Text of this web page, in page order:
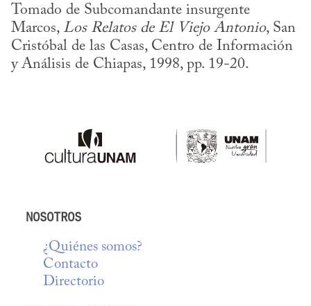
Tomado de Subcomandante insurgente
Marcos, Los Relatos de El Viejo Antonio, San
Cristóbal de las Casas, Centro de Información
y Análisis de Chiapas, 1998, pp. 19-20.
NOSOTROS
¿Quiénes somos?
Contacto
Directorio